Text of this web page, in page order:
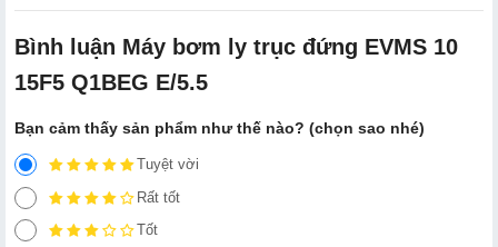
Bình luận Máy bơm ly trục đứng EVMS 10
15F5 Q1BEG E/5.5
Bạn cảm thấy sản phẩm như thế nào? (chọn sao nhé)
Tuyệt vời
Rất tốt
Tốt